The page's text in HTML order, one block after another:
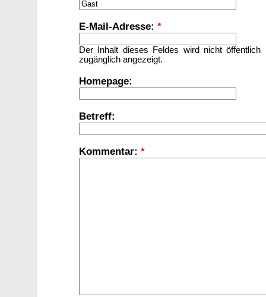
E-Mail-Adresse: *
Der Inhalt dieses Feldes wird nicht öffentlich
zugänglich angezeigt.
Homepage:
Betreff:
Kommentar: *